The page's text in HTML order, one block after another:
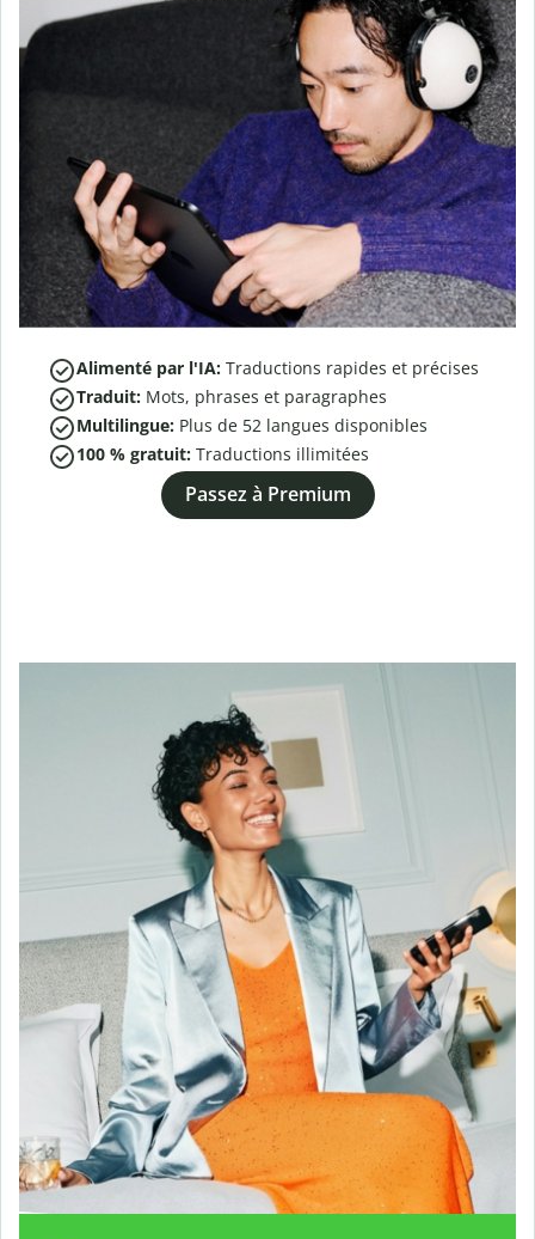
Alimenté par l'IA: Traductions rapides et précises
Traduit: Mots, phrases et paragraphes
Multilingue: Plus de 52 langues disponibles
100 % gratuit: Traductions illimitées
Passez à Premium